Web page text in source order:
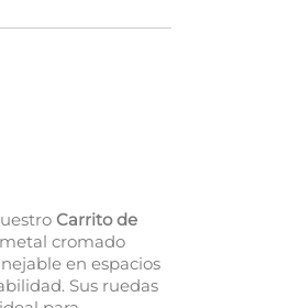
Carrito de
cromado
en espacios
Sus ruedas